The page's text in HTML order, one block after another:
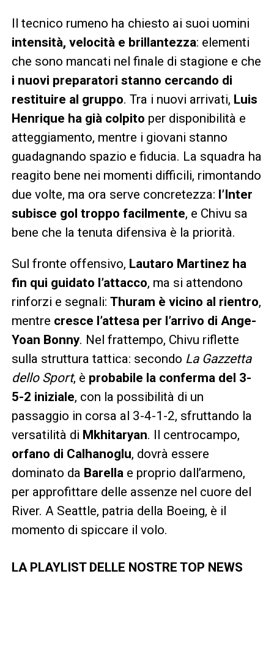
Il tecnico rumeno ha chiesto ai suoi uomini
intensità, velocità e brillantezza: elementi
che sono mancati nel finale di stagione e che
i nuovi preparatori stanno cercando di
restituire al gruppo. Tra i nuovi arrivati, Luis
Henrique ha già colpito per disponibilità e
atteggiamento, mentre i giovani stanno
guadagnando spazio e fiducia. La squadra ha
reagito bene nei momenti difficili, rimontando
due volte, ma ora serve concretezza: l’Inter
subisce gol troppo facilmente, e Chivu sa
bene che la tenuta difensiva è la priorità.
Sul fronte offensivo, Lautaro Martinez ha
fin qui guidato l’attacco, ma si attendono
rinforzi e segnali: Thuram è vicino al rientro,
mentre cresce l’attesa per l’arrivo di Ange-
Yoan Bonny. Nel frattempo, Chivu riflette
sulla struttura tattica: secondo La Gazzetta
dello Sport, è probabile la conferma del 3-
5-2 iniziale, con la possibilità di un
passaggio in corsa al 3-4-1-2, sfruttando la
versatilità di Mkhitaryan. Il centrocampo,
orfano di Calhanoglu, dovrà essere
dominato da Barella e proprio dall’armeno,
per approfittare delle assenze nel cuore del
River. A Seattle, patria della Boeing, è il
momento di spiccare il volo.
LA PLAYLIST DELLE NOSTRE TOP NEWS